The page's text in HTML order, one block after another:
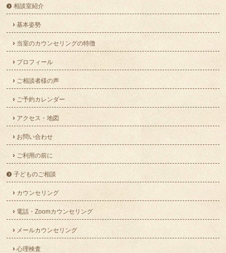
相談室紹介
基本姿勢
当室のカウンセリングの特徴
プロフィール
ご相談者様の声
ご予約カレンダー
アクセス・地図
お問い合わせ
ご利用の前に
子どものご相談
カウンセリング
電話・Zoomカウンセリング
メールカウンセリング
心理検査